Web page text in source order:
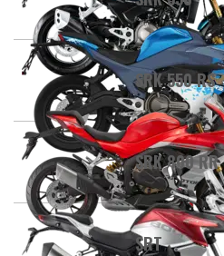
SRK 550 RS
SRK 800 RR
SRT